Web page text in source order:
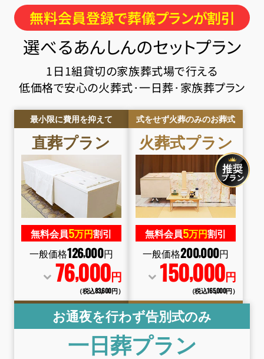
無料会員登録で葬儀プランが割引
選べるあんしんのセットプラン
1日1組貸切の家族葬式場で行える
低価格で安心の火葬式･一日葬･家族葬プラン
最小限に費用を抑えて
直葬プラン
無料会員5万円割引
一般価格126,000円
76,000円
（税込83,600円）
式をせず火葬のみのお葬式
火葬式プラン
無料会員5万円割引
一般価格200,000円
150,000円
（税込165,000円）
お通夜を行わず告別式のみ
一日葬プラン